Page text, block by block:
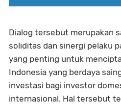
Dialog tersebut merupakan
soliditas dan sinergi pelaku
yang penting untuk
Indonesia yang berdaya
investasi bagi investor
internasional. Hal tersebut